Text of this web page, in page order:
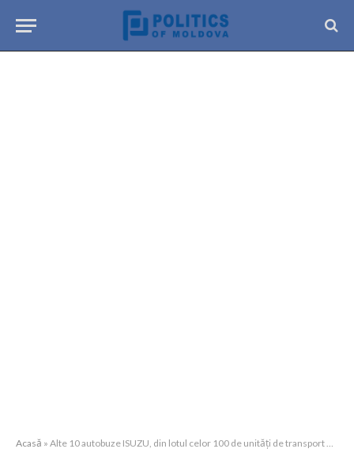
Acasă » Alte 10 autobuze ISUZU, din lotul celor 100 de unităţi de transport noi care urmează să ajungă în capitală până la sfârşitul acestui an – au fost recepţionate de municipalitate